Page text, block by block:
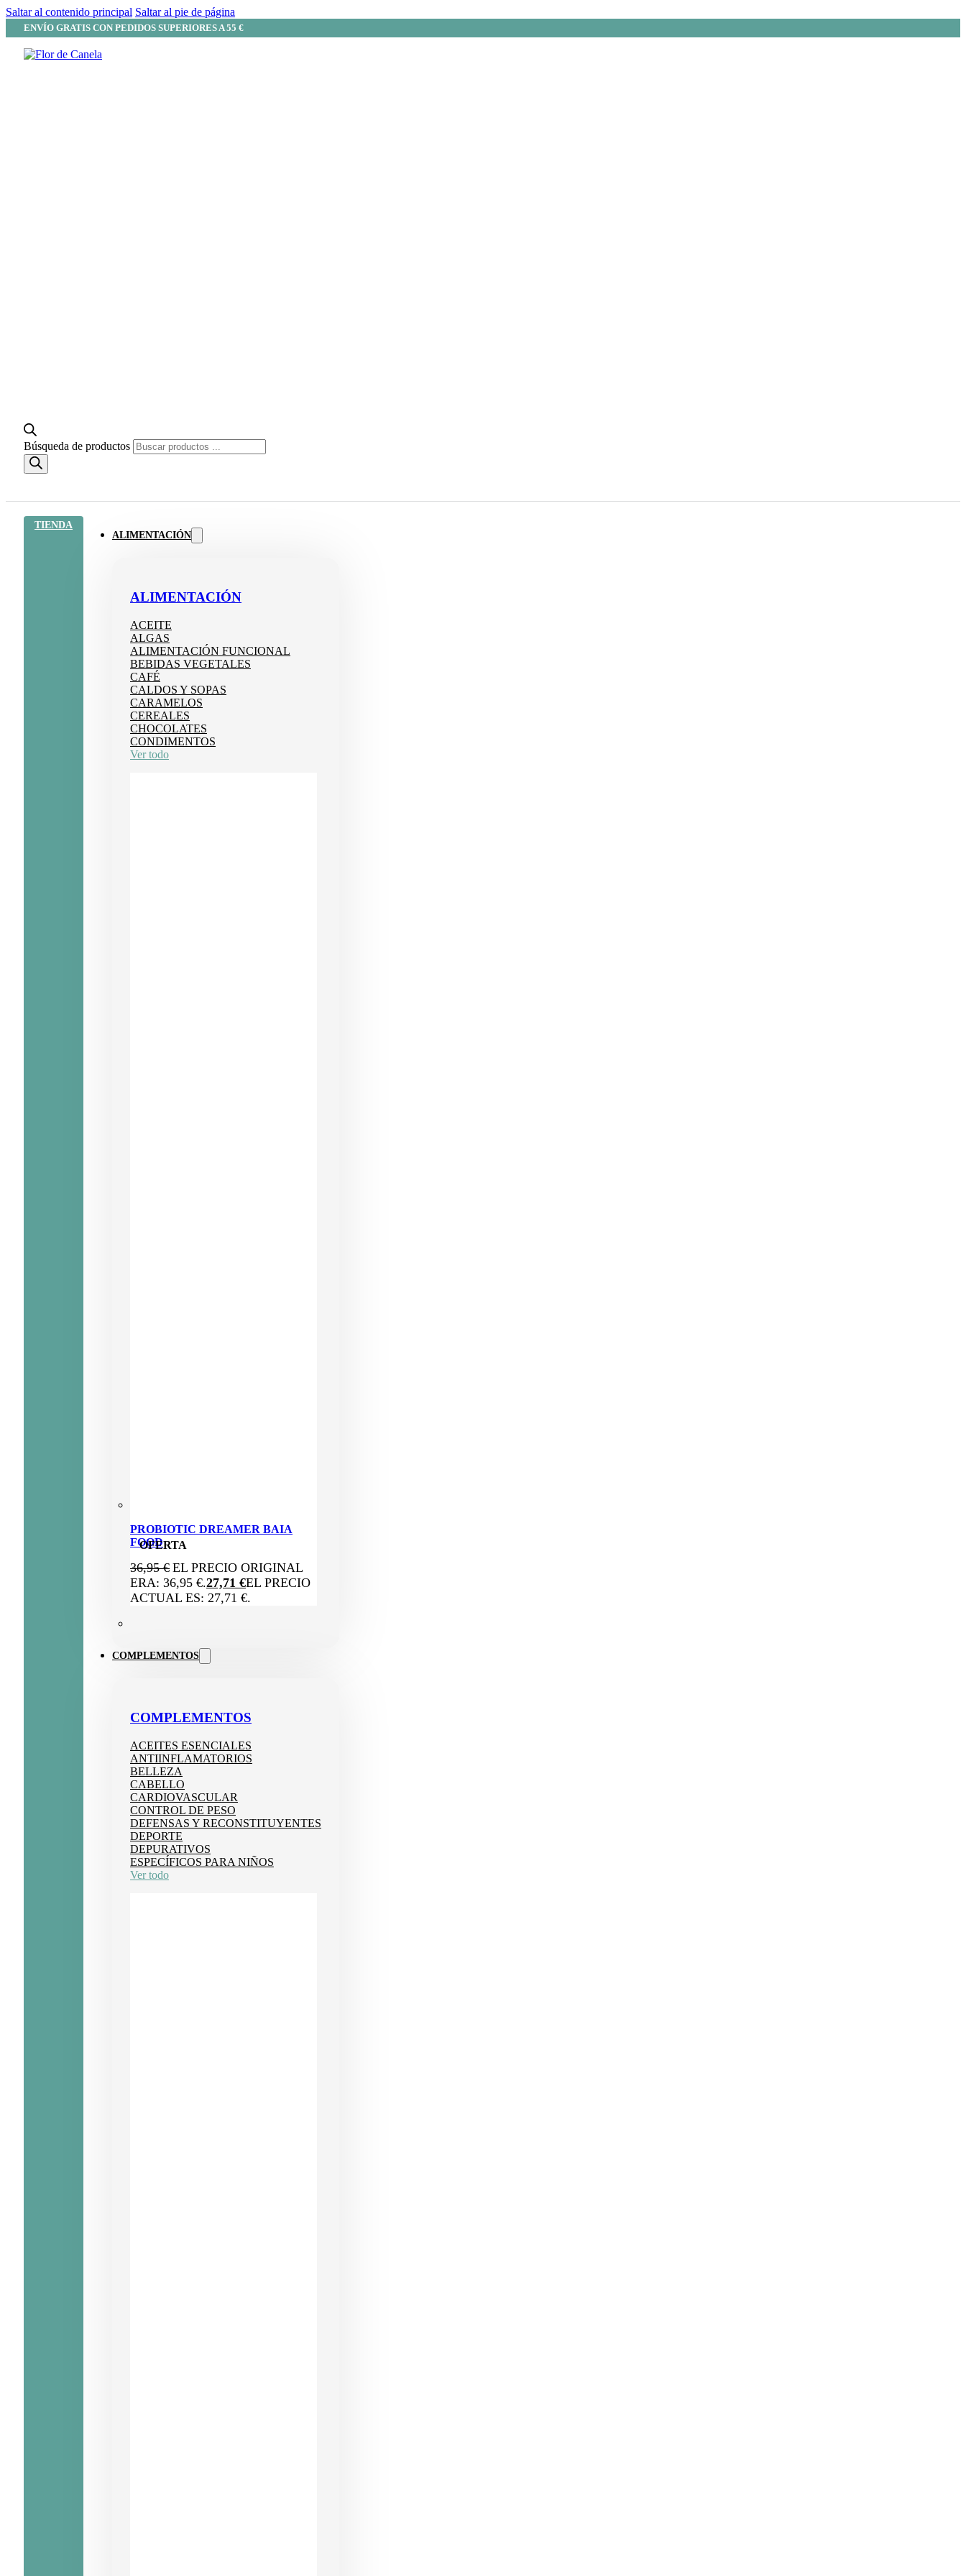
Saltar al contenido principal Saltar al pie de página
ENVÍO GRATIS CON PEDIDOS SUPERIORES A 55 €
Búsqueda de productos
TIENDA
ALIMENTACIÓN
ALIMENTACIÓN
ACEITE
ALGAS
ALIMENTACIÓN FUNCIONAL
BEBIDAS VEGETALES
CAFÉ
CALDOS Y SOPAS
CARAMELOS
CEREALES
CHOCOLATES
CONDIMENTOS
Ver todo
OFERTA
PROBIOTIC DREAMER BAIA
FOOD
36,95€ EL PRECIO ORIGINAL
ERA: 36,95 €.27,71 €EL PRECIO
ACTUAL ES: 27,71 €.
COMPLEMENTOS
COMPLEMENTOS
ACEITES ESENCIALES
ANTIINFLAMATORIOS
BELLEZA
CABELLO
CARDIOVASCULAR
CONTROL DE PESO
DEFENSAS Y RECONSTITUYENTES
DEPORTE
DEPURATIVOS
ESPECÍFICOS PARA NIÑOS
Ver todo